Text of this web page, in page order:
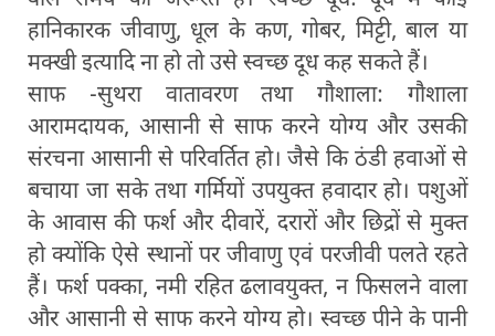
हानिकारक जीवाणु, धूल के कण, गोबर, मिट्टी, बाल या
मक्खी इत्यादि ना हो तो उसे स्वच्छ दूध कह सकते हैं।
साफ -सुथरा वातावरण तथा गौशाला: गौशाला
आरामदायक, आसानी से साफ करने योग्य और उसकी
संरचना आसानी से परिवर्तित हो। जैसे कि ठंडी हवाओं से
बचाया जा सके तथा गर्मियों उपयुक्त हवादार हो। पशुओं
के आवास की फर्श और दीवारें, दरारों और छिद्रों से मुक्त
हो क्योंकि ऐसे स्थानों पर जीवाणु एवं परजीवी पलते रहते
हैं। फर्श पक्का, नमी रहित ढलावयुक्त, न फिसलने वाला
और आसानी से साफ करने योग्य हो। स्वच्छ पीने के पानी